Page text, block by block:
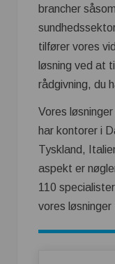
brancher
tilfører vores
løsning ved at
rådgivning, du
Vores
har kontorer i
Tyskland,
aspekt er
110
vores løsninger